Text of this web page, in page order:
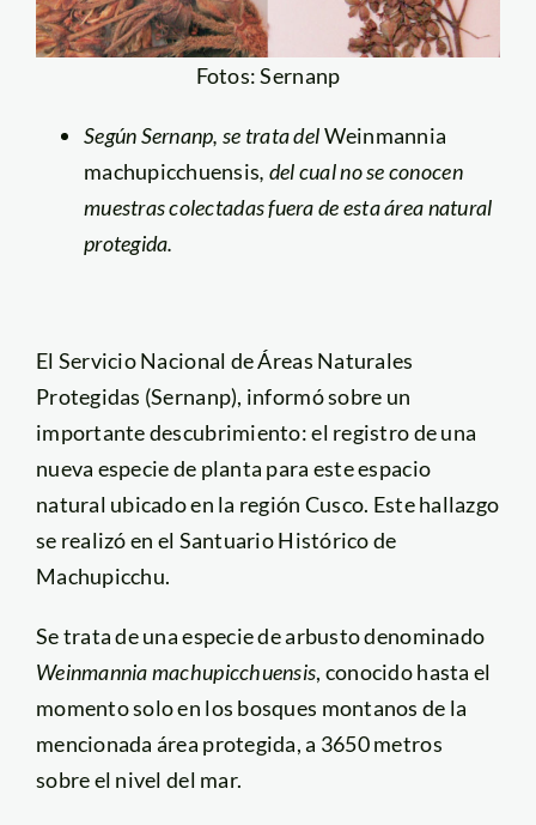
Fotos: Sernanp
Según Sernanp, se trata delWeinmannia
machupicchuensis, del cual no se conocen
muestras colectadas fuera de esta área natural
protegida.
El Servicio Nacional de Áreas Naturales
Protegidas (Sernanp), informó sobre un
importante descubrimiento: el registro de una
nueva especie de planta para este espacio
natural ubicado en la región Cusco. Este hallazgo
se realizó en el Santuario Histórico de
Machupicchu.
Se trata de una especie de arbusto denominado
Weinmannia machupicchuensis, conocido hasta el
momento solo en los bosques montanos de la
mencionada área protegida, a 3650 metros
sobre el nivel del mar.